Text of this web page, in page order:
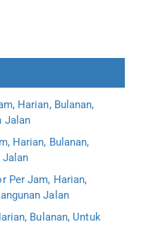
Harian, Bulanan,
Jalan
Harian, Bulanan,
Jalan
Per Jam, Harian,
Jalan
Bulanan, Untuk